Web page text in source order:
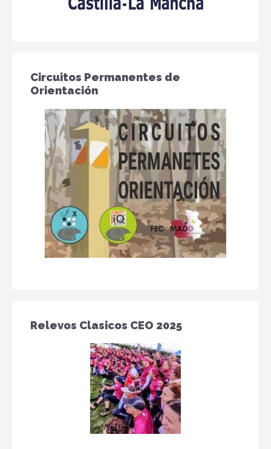
Circuitos Permanentes de
Orientación
Relevos Clasicos CEO 2025